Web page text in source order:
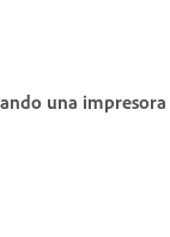
una impresora